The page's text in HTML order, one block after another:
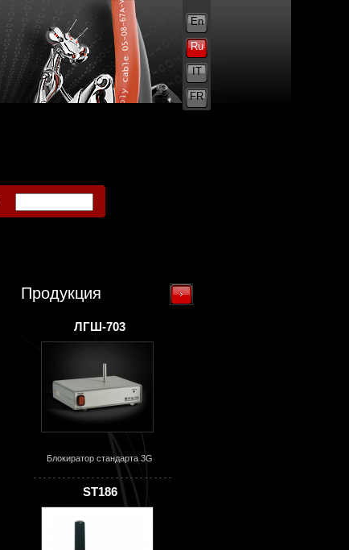
En
Ru
IT
FR
Продукция
ЛГШ-703
Блокиратор стандарта 3G
ST186